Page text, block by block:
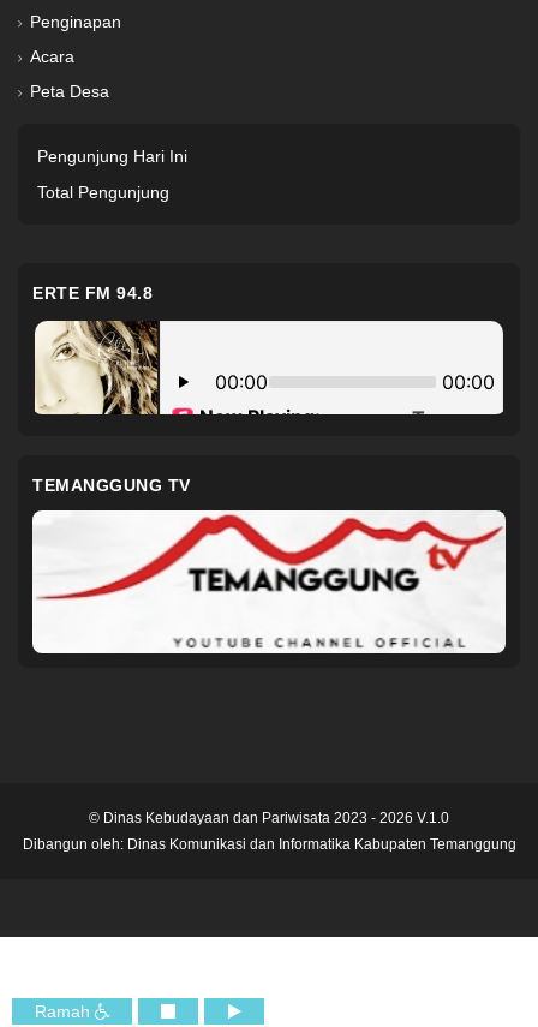
Penginapan
Acara
Peta Desa
Pengunjung Hari Ini
Total Pengunjung
ERTE FM 94.8
TEMANGGUNG TV
© Dinas Kebudayaan dan Pariwisata 2023 - 2026 V.1.0
Dibangun oleh: Dinas Komunikasi dan Informatika Kabupaten Temanggung
Ramah